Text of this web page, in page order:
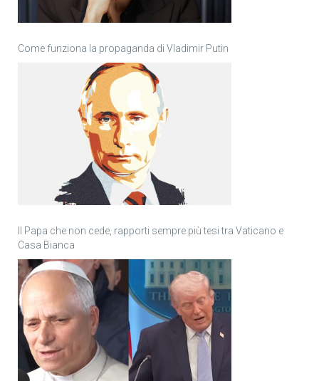
Come funziona la propaganda di Vladimir Putin
Il Papa che non cede, rapporti sempre più tesi tra Vaticano e
Casa Bianca